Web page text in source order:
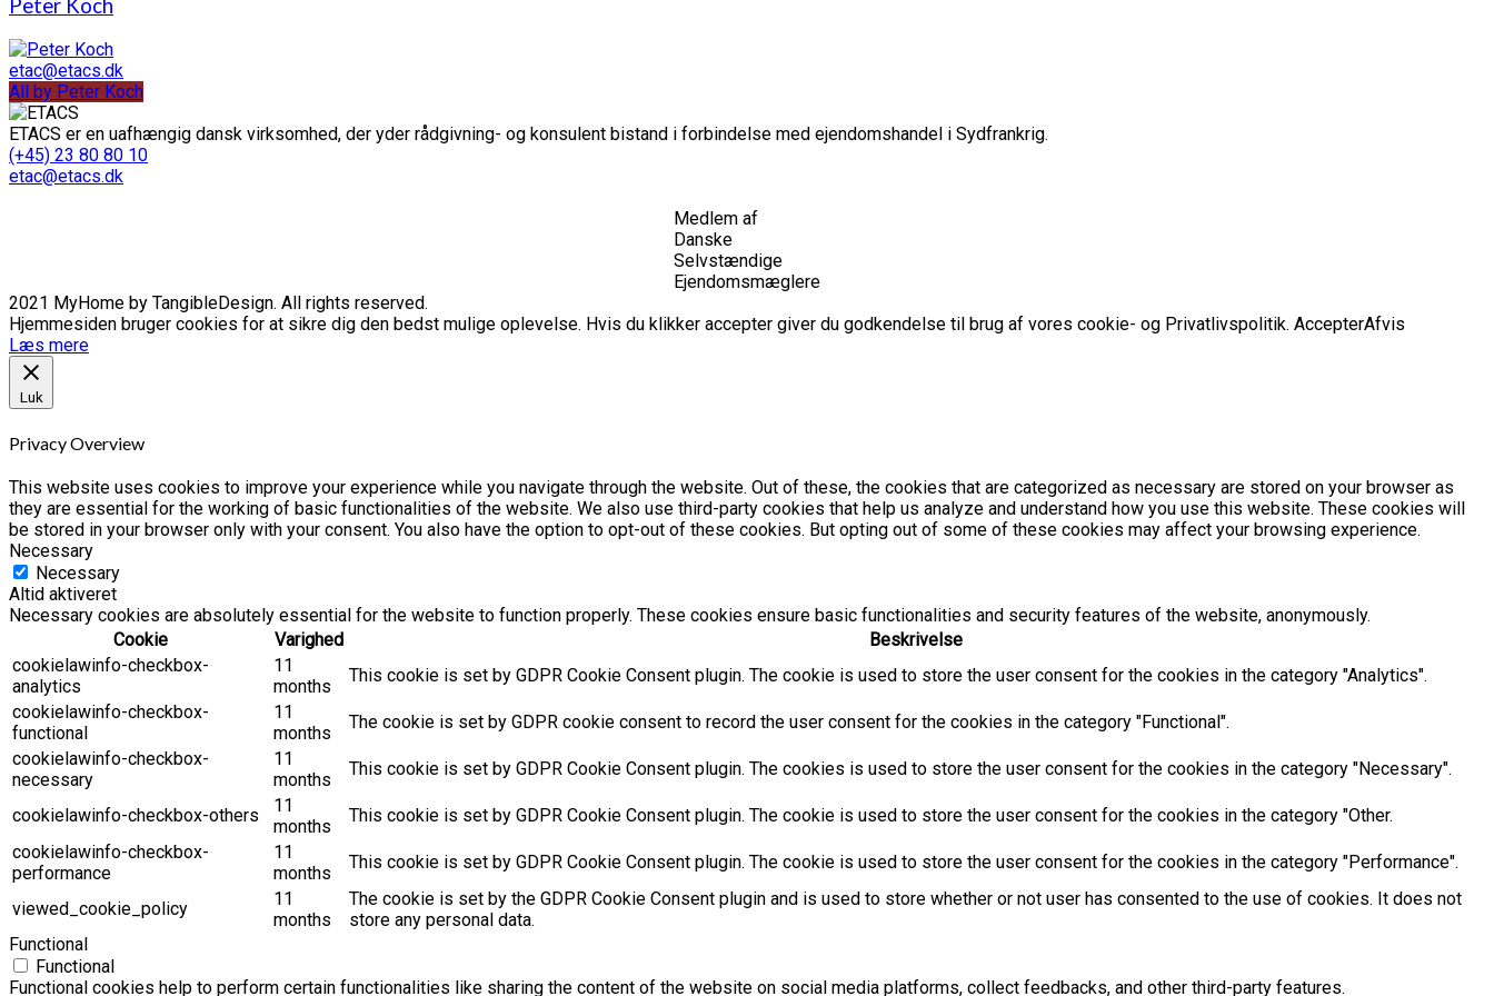
Peter Koch
etac@etacs.dk
All by Peter Koch
ETACS er en uafhængig dansk virksomhed, der yder rådgivning- og konsulent bistand i forbindelse med ejendomshandel i Sydfrankrig.
(+45) 23 80 80 10
etac@etacs.dk
Medlem af
Danske
Selvstændige
Ejendomsmæglere
2021 MyHome by TangibleDesign. All rights reserved.
Hjemmesiden bruger cookies for at sikre dig den bedst mulige oplevelse. Hvis du klikker accepter giver du godkendelse til brug af vores cookie- og Privatlivspolitik. AccepterAfvis
Læs mere
Luk
Privacy Overview
This website uses cookies to improve your experience while you navigate through the website. Out of these, the cookies that are categorized as necessary are stored on your browser as
they are essential for the working of basic functionalities of the website. We also use third-party cookies that help us analyze and understand how you use this website. These cookies will
be stored in your browser only with your consent. You also have the option to opt-out of these cookies. But opting out of some of these cookies may affect your browsing experience.
Necessary
Necessary
Altid aktiveret
Necessary cookies are absolutely essential for the website to function properly. These cookies ensure basic functionalities and security features of the website, anonymously.
Cookie
Varighed
Beskrivelse
cookielawinfo-checkbox-
analytics
11
months
This cookie is set by GDPR Cookie Consent plugin. The cookie is used to store the user consent for the cookies in the category "Analytics".
cookielawinfo-checkbox-
functional
11
months
The cookie is set by GDPR cookie consent to record the user consent for the cookies in the category "Functional".
cookielawinfo-checkbox-
necessary
11
months
This cookie is set by GDPR Cookie Consent plugin. The cookies is used to store the user consent for the cookies in the category "Necessary".
cookielawinfo-checkbox-others
11
months
This cookie is set by GDPR Cookie Consent plugin. The cookie is used to store the user consent for the cookies in the category "Other.
cookielawinfo-checkbox-
performance
11
months
This cookie is set by GDPR Cookie Consent plugin. The cookie is used to store the user consent for the cookies in the category "Performance".
viewed_cookie_policy
11
months
The cookie is set by the GDPR Cookie Consent plugin and is used to store whether or not user has consented to the use of cookies. It does not
store any personal data.
Functional
Functional
Functional cookies help to perform certain functionalities like sharing the content of the website on social media platforms, collect feedbacks, and other third-party features.